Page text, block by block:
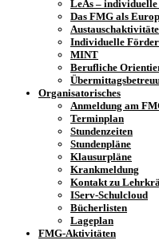
LeAs –
Das FMG als
Individuelle
MINT
Berufliche
Organisatorisches
Anmeldung am
Terminplan
Stundenzeiten
Stundenpläne
Klausurpläne
Krankmeldung
Kontakt zu
IServ-Schulcloud
Bücherlisten
Lageplan
FMG-Aktivitäten